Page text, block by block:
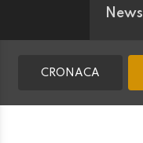
News
CRONACA